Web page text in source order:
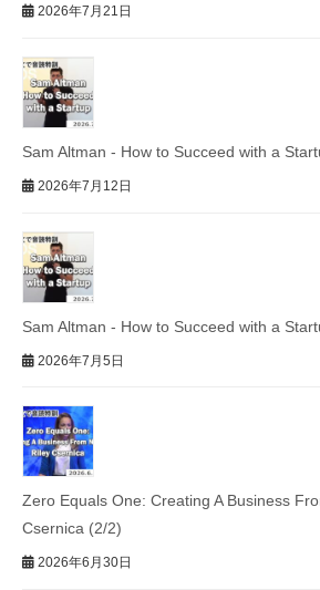
2026年7月21日
Sam Altman - How to Succeed with a
2026年7月12日
Sam Altman - How to Succeed with a
2026年7月5日
Zero Equals One: Creating A Business
Csernica (2/2)
2026年6月30日